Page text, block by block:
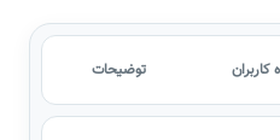
کاربران توضیحات